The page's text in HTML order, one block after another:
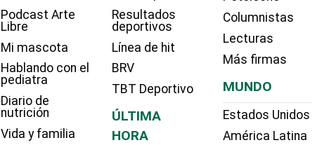
Podcast Arte
Libre
Mi mascota
Hablando con el
pediatra
Diario de
nutrición
Vida y familia
Resultados
deportivos
Línea de hit
BRV
TBT Deportivo
ÚLTIMA
HORA
Columnistas
Lecturas
Más firmas
MUNDO
Estados Unidos
América Latina